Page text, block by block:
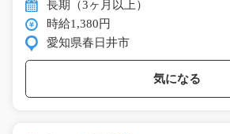
長期（3ヶ月以上）
時給1,380円
愛知県春日井市
気になる